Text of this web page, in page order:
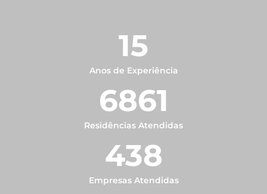
15
Anos de Experiência
6861
Residências Atendidas
438
Empresas Atendidas